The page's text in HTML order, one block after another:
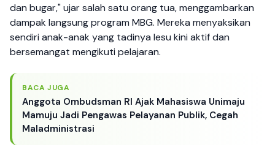
dan bugar," ujar salah satu orang tua, menggambarkan
dampak langsung program MBG. Mereka menyaksikan
sendiri anak-anak yang tadinya lesu kini aktif dan
bersemangat mengikuti pelajaran.
BACA JUGA
Anggota Ombudsman RI Ajak Mahasiswa Unimaju
Mamuju Jadi Pengawas Pelayanan Publik, Cegah
Maladministrasi